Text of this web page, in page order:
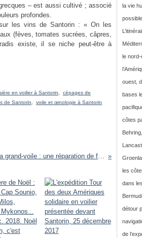
– est aussi cultivé ; associé
profondes.
les vins de Santorin : « On les
(fèves, tomates sucrées, câpres,
existe, il se niche peut-être à
en voilier à Santorin
cépages de
de Santorin voile et œnologie à Santorin
Déchirure dans la grand-voile : une réparation de fortune pas chère et efficace
la vie
possible.
le
ouest,
bases
côtes
les
dans
détour
de